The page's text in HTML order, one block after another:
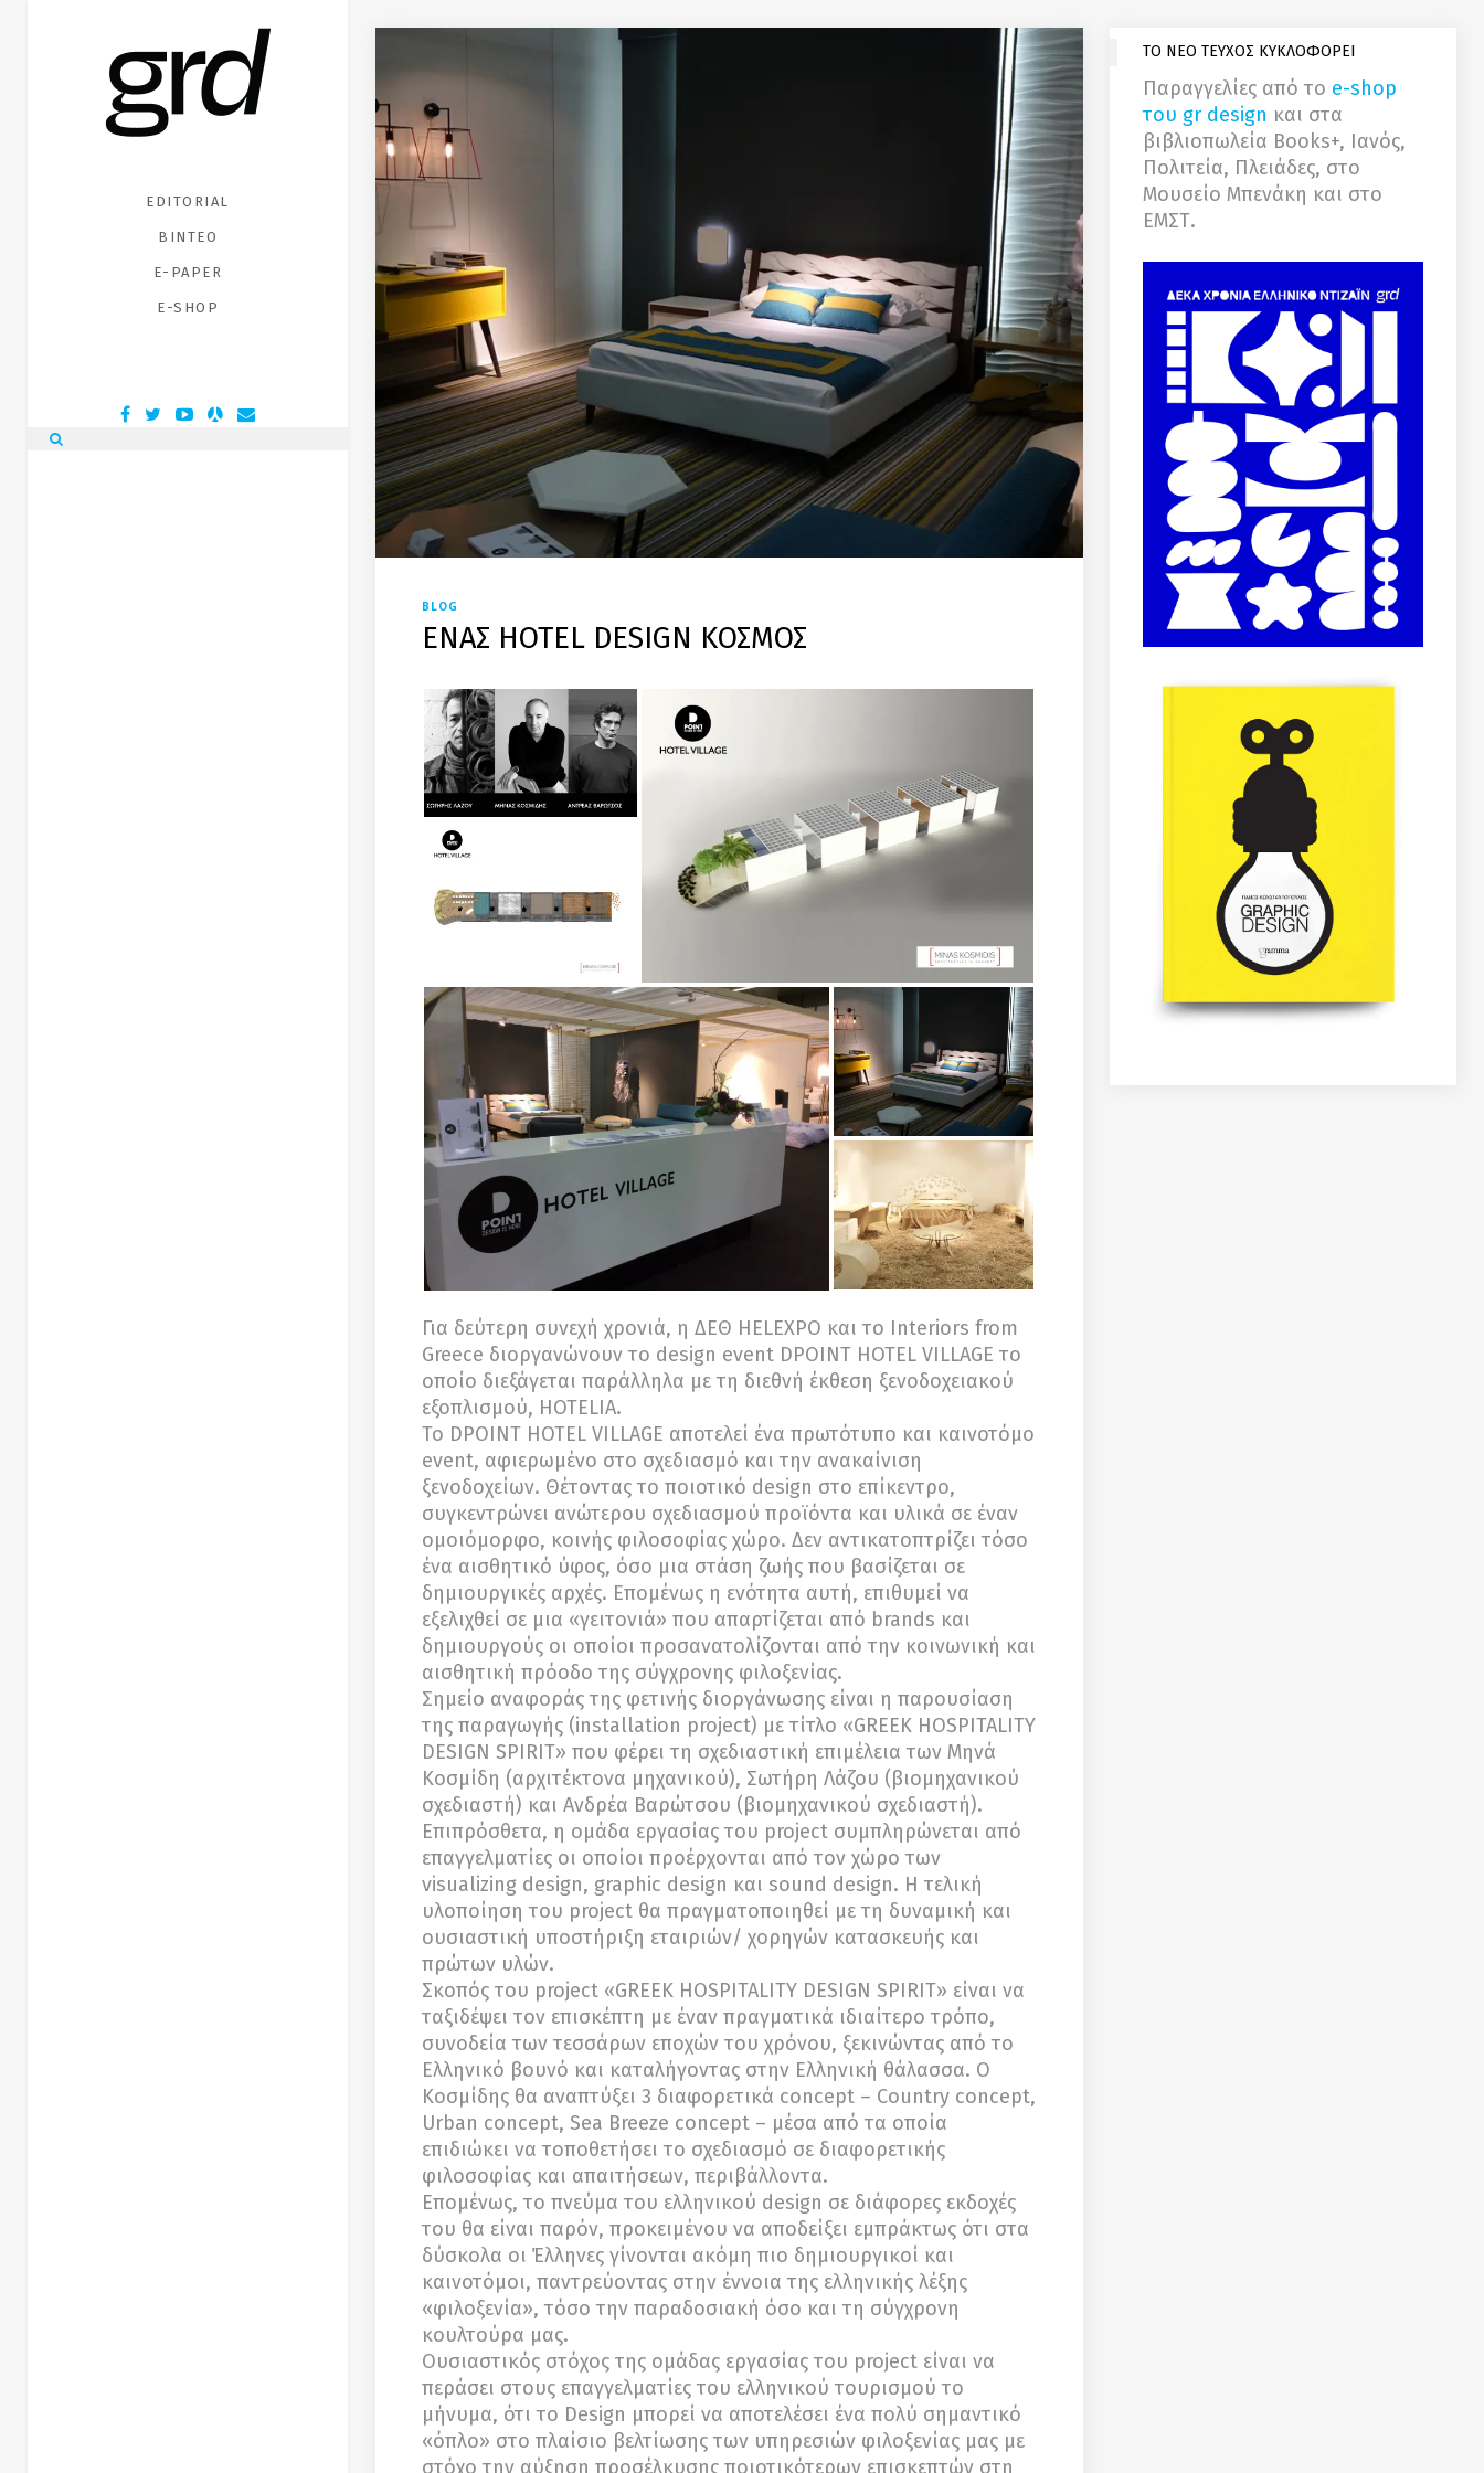
EDITORIAL
ΒΙΝΤΕΟ
E-PAPER
E-SHOP
BLOG
ΕΝΑΣ HOTEL DESIGN ΚΟΣΜΟΣ
Για δεύτερη συνεχή χρονιά, η ΔΕΘ HELEXPO και το Interiors from
Greece διοργανώνουν το design event DPOINT HOTEL VILLAGE το
οποίο διεξάγεται παράλληλα με τη διεθνή έκθεση ξενοδοχειακού
εξοπλισμού, HOTELIA.
Το DPOINT HOTEL VILLAGE αποτελεί ένα πρωτότυπο και καινοτόμο
event, αφιερωμένο στο σχεδιασμό και την ανακαίνιση
ξενοδοχείων. Θέτοντας το ποιοτικό design στο επίκεντρο,
συγκεντρώνει ανώτερου σχεδιασμού προϊόντα και υλικά σε έναν
ομοιόμορφο, κοινής φιλοσοφίας χώρο. Δεν αντικατοπτρίζει τόσο
ένα αισθητικό ύφος, όσο μια στάση ζωής που βασίζεται σε
δημιουργικές αρχές. Επομένως η ενότητα αυτή, επιθυμεί να
εξελιχθεί σε μια «γειτονιά» που απαρτίζεται από brands και
δημιουργούς οι οποίοι προσανατολίζονται από την κοινωνική και
αισθητική πρόοδο της σύγχρονης φιλοξενίας.
Σημείο αναφοράς της φετινής διοργάνωσης είναι η παρουσίαση
της παραγωγής (installation project) με τίτλο «GREEK HOSPITALITY
DESIGN SPIRIT» που φέρει τη σχεδιαστική επιμέλεια των Μηνά
Κοσμίδη (αρχιτέκτονα μηχανικού), Σωτήρη Λάζου (βιομηχανικού
σχεδιαστή) και Ανδρέα Βαρώτσου (βιομηχανικού σχεδιαστή).
Επιπρόσθετα, η ομάδα εργασίας του project συμπληρώνεται από
επαγγελματίες οι οποίοι προέρχονται από τον χώρο των
visualizing design, graphic design και sound design. Η τελική
υλοποίηση του project θα πραγματοποιηθεί με τη δυναμική και
ουσιαστική υποστήριξη εταιριών/ χορηγών κατασκευής και
πρώτων υλών.
Σκοπός του project «GREEK HOSPITALITY DESIGN SPIRIT» είναι να
ταξιδέψει τον επισκέπτη με έναν πραγματικά ιδιαίτερο τρόπο,
συνοδεία των τεσσάρων εποχών του χρόνου, ξεκινώντας από το
Ελληνικό βουνό και καταλήγοντας στην Ελληνική θάλασσα. Ο
Κοσμίδης θα αναπτύξει 3 διαφορετικά concept – Country concept,
Urban concept, Sea Breeze concept – μέσα από τα οποία
επιδιώκει να τοποθετήσει το σχεδιασμό σε διαφορετικής
φιλοσοφίας και απαιτήσεων, περιβάλλοντα.
Επομένως, το πνεύμα του ελληνικού design σε διάφορες εκδοχές
του θα είναι παρόν, προκειμένου να αποδείξει εμπράκτως ότι στα
δύσκολα οι Έλληνες γίνονται ακόμη πιο δημιουργικοί και
καινοτόμοι, παντρεύοντας στην έννοια της ελληνικής λέξης
«φιλοξενία», τόσο την παραδοσιακή όσο και τη σύγχρονη
κουλτούρα μας.
Ουσιαστικός στόχος της ομάδας εργασίας του project είναι να
περάσει στους επαγγελματίες του ελληνικού τουρισμού το
μήνυμα, ότι το Design μπορεί να αποτελέσει ένα πολύ σημαντικό
«όπλο» στο πλαίσιο βελτίωσης των υπηρεσιών φιλοξενίας μας με
στόχο την αύξηση προσέλκυσης ποιοτικότερων επισκεπτών στη
ΤΟ ΝΕΟ ΤΕΥΧΟΣ ΚΥΚΛΟΦΟΡΕΙ
Παραγγελίες από το e-shop
του gr design και στα
βιβλιοπωλεία Books+, Ιανός,
Πολιτεία, Πλειάδες, στο
Μουσείο Μπενάκη και στο
ΕΜΣΤ.